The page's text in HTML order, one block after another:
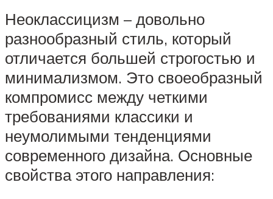
Неоклассицизм – довольно
разнообразный стиль, который
отличается большей строгостью и
минимализмом. Это своеобразный
компромисс между четкими
требованиями классики и
неумолимыми тенденциями
современного дизайна. Основные
свойства этого направления: